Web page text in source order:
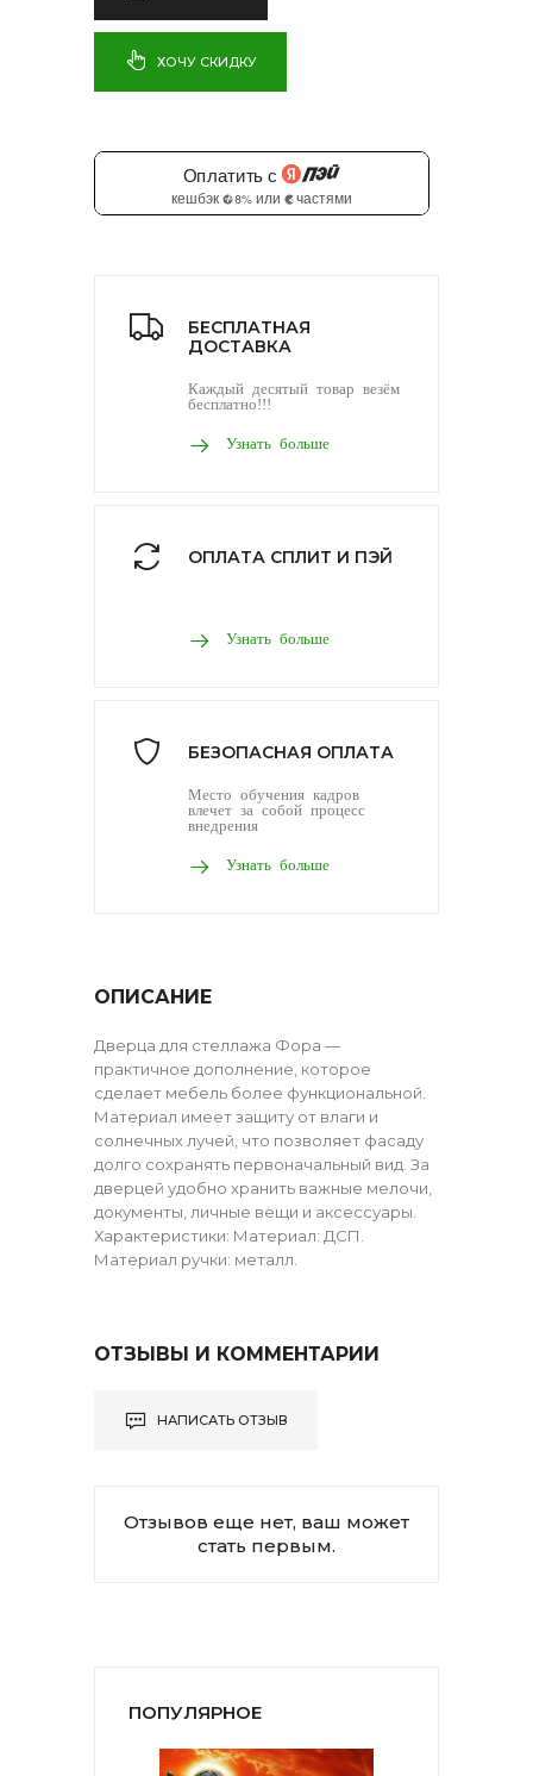
ХОЧУ СКИДКУ
БЕСПЛАТНАЯ
ДОСТАВКА
Каждый десятый товар везём
бесплатно!!!
Узнать больше
ОПЛАТА СПЛИТ И ПЭЙ
Узнать больше
БЕЗОПАСНАЯ ОПЛАТА
Место обучения кадров
влечет за собой процесс
внедрения
Узнать больше
ОПИСАНИЕ
Дверца для стеллажа Фора —
практичное дополнение, которое
сделает мебель более функциональной.
Материал имеет защиту от влаги и
солнечных лучей, что позволяет фасаду
долго сохранять первоначальный вид. За
дверцей удобно хранить важные мелочи,
документы, личные вещи и аксессуары.
Характеристики: Материал: ДСП.
Материал ручки: металл.
ОТЗЫВЫ И КОММЕНТАРИИ
НАПИСАТЬ ОТЗЫВ
Отзывов еще нет, ваш может
стать первым.
ПОПУЛЯРНОЕ